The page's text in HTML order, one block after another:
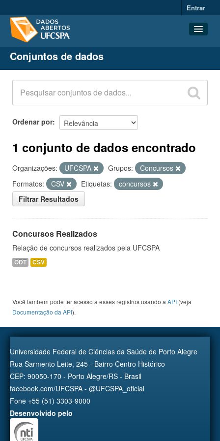
Entrar
Conjuntos de dados
Organizações
Grupos
Sobre
Conjuntos de dados
Ordenar por
1 conjunto de dados encontrado
Organizações: UFCSPA Grupos:
Concursos
Formatos:
CSV Etiquetas:
concursos
Filtrar Resultados
Concursos Realizados
Relação de concursos realizados pela UFCSPA
ODT CSV
Você também pode ter acesso a esses registros usando a API (veja
Documentação da API).
Universidade Federal de Ciências da Saúde de Porto Alegre
Rua Sarmento Leite, 245 - Bairro Centro Histórico
CEP: 90050-170 - Porto Alegre/RS - Brasil
facebook.com/UFCSPA - @UFCSPA_oficial
Fone +55 (51) 3303-9000
Desenvolvido pelo